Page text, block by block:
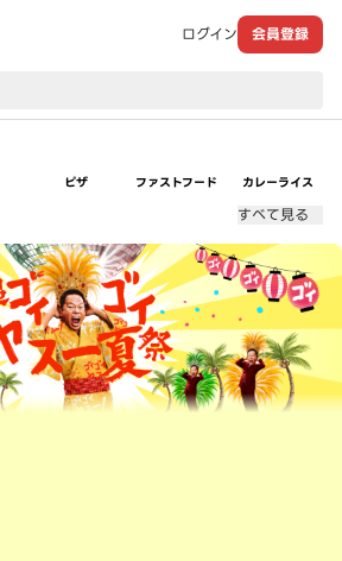
ログイン 会員登録
ピザ ファストフード カレーライス
すべて見る